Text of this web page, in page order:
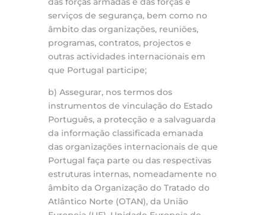
serviços de segurança, bem como no
âmbito das organizações, reuniões,
programas, contratos, projectos e
outras actividades internacionais em
que Portugal participe;
b) Assegurar, nos termos dos
instrumentos de vinculação do Estado
Português, a protecção e a salvaguarda
da informação classificada emanada
das organizações internacionais de que
Portugal faça parte ou das respectivas
estruturas internas, nomeadamente no
âmbito da Organização do Tratado do
Atlântico Norte (OTAN), da União